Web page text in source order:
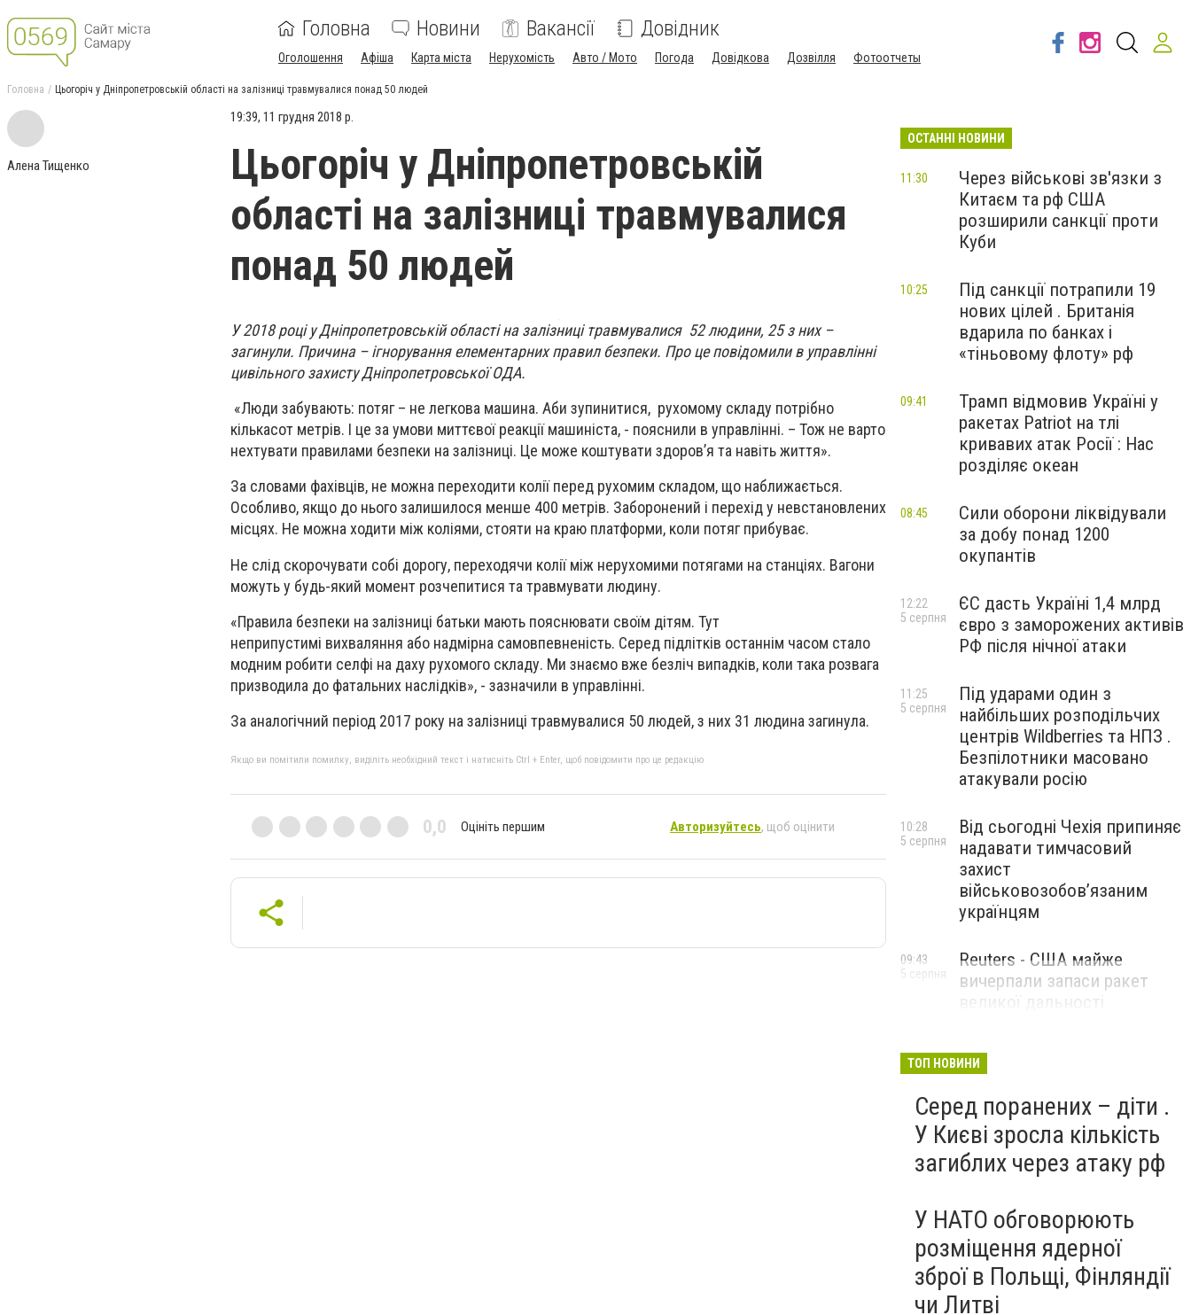
Головна Новини Вакансії Довідник
Оголошення Афіша Карта міста Нерухомість Авто / Мото Погода Довідкова Дозвілля Фотоотчеты
Головна Цьогоріч у Дніпропетровській області на залізниці травмувалися понад 50 людей
Алена Тищенко
19:39, 11 грудня 2018 р.
Цьогоріч у Дніпропетровській
області на залізниці травмувалися
понад 50 людей
У 2018 році у Дніпропетровській області на залізниці травмувалися 52 людини, 25 з них –
загинули. Причина – ігнорування елементарних правил безпеки. Про це повідомили в управлінні
цивільного захисту Дніпропетровської ОДА.
«Люди забувають: потяг – не легкова машина. Аби зупинитися, рухомому складу потрібно
кількасот метрів. І це за умови миттєвої реакції машиніста, - пояснили в управлінні. – Тож не варто
нехтувати правилами безпеки на залізниці. Це може коштувати здоров’я та навіть життя».
За словами фахівців, не можна переходити колії перед рухомим складом, що наближається.
Особливо, якщо до нього залишилося менше 400 метрів. Заборонений і перехід у невстановлених
місцях. Не можна ходити між коліями, стояти на краю платформи, коли потяг прибуває.
Не слід скорочувати собі дорогу, переходячи колії між нерухомими потягами на станціях. Вагони
можуть у будь-який момент розчепитися та травмувати людину.
«Правила безпеки на залізниці батьки мають пояснювати своїм дітям. Тут
неприпустимі вихваляння або надмірна самовпевненість. Серед підлітків останнім часом стало
модним робити селфі на даху рухомого складу. Ми знаємо вже безліч випадків, коли така розвага
призводила до фатальних наслідків», - зазначили в управлінні.
За аналогічний період 2017 року на залізниці травмувалися 50 людей, з них 31 людина загинула.
Якщо ви помітили помилку, виділіть необхідний текст і натисніть Ctrl + Enter, щоб повідомити про це редакцію
0,0 Оцініть першим Авторизуйтесь, щоб оцінити
ОСТАННІ НОВИНИ
Через військові зв'язки з
Китаєм та рф США
розширили санкції проти
Куби
11:30
Під санкції потрапили 19
нових цілей . Британія
вдарила по банках і
«тіньовому флоту» рф
10:25
Трамп відмовив Україні у
ракетах Patriot на тлі
кривавих атак Росії : Нас
розділяє океан
09:41
Сили оборони ліквідували
за добу понад 1200
окупантів
08:45
ЄС дасть Україні 1,4 млрд
євро з заморожених активів
РФ після нічної атаки
12:22
5 серпня
Під ударами один з
найбільших розподільчих
центрів Wildberries та НПЗ .
Безпілотники масовано
атакували росію
11:25
5 серпня
Від сьогодні Чехія припиняє
надавати тимчасовий
захист
військовозобов’язаним
українцям
10:28
5 серпня
Reuters - США майже
вичерпали запаси ракет
09:43
5 серпня
ТОП НОВИНИ
Серед поранених – діти .
У Києві зросла кількість
загиблих через атаку рф
У НАТО обговорюють
розміщення ядерної
зброї в Польщі, Фінляндії
чи Литві